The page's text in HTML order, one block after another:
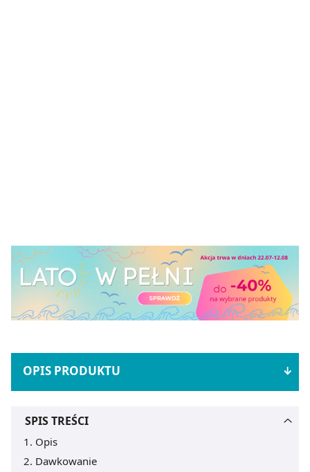
OPIS PRODUKTU
SPIS TREŚCI
Opis
Dawkowanie